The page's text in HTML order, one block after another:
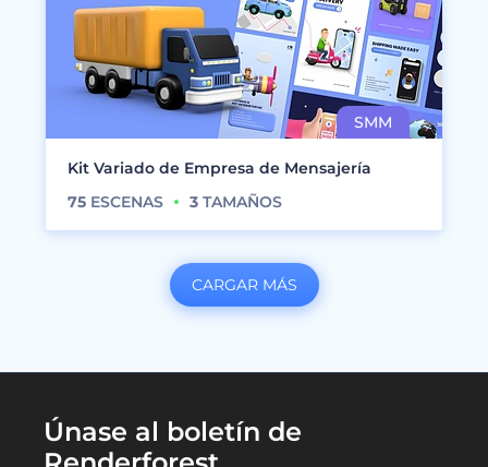
Kit Variado de Empresa de Mensajería
75 ESCENAS 3 TAMAÑOS
CARGAR MÁS
Únase al boletín de